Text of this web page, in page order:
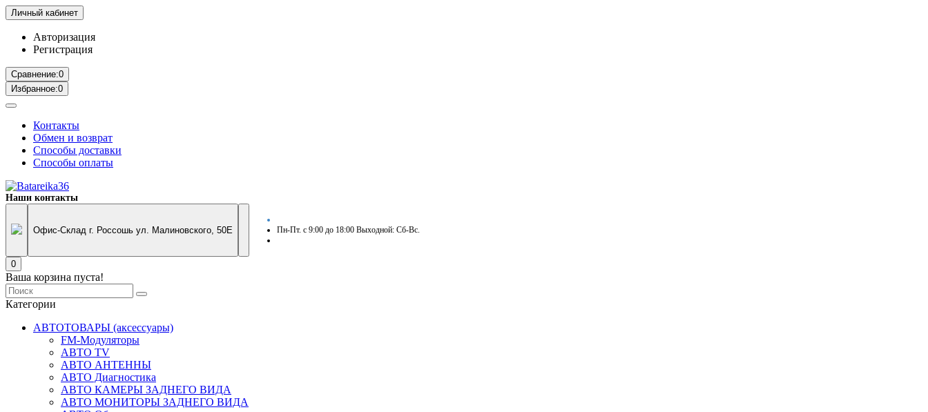
Личный кабинет
Авторизация
Регистрация
Сравнение:0
Избранное:0
Контакты
Обмен и возврат
Способы доставки
Способы оплаты
Наши контакты
Офис-Склад г. Россошь ул. Малиновского, 50Е Пн-Пт. с 9:00 до 18:00 Выходной: Сб-Вс.
0
Ваша корзина пуста!
Категории
АВТОТОВАРЫ (аксессуары)
FM-Модуляторы
АВТО TV
АВТО АНТЕННЫ
АВТО Диагностика
АВТО КАМЕРЫ ЗАДНЕГО ВИДА
АВТО МОНИТОРЫ ЗАДНЕГО ВИДА